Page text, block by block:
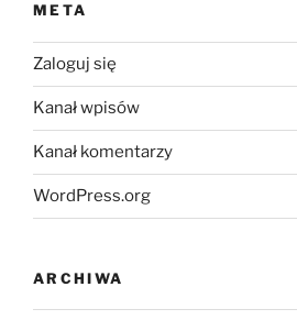
META
Zaloguj się
Kanał wpisów
Kanał komentarzy
WordPress.org
ARCHIWA